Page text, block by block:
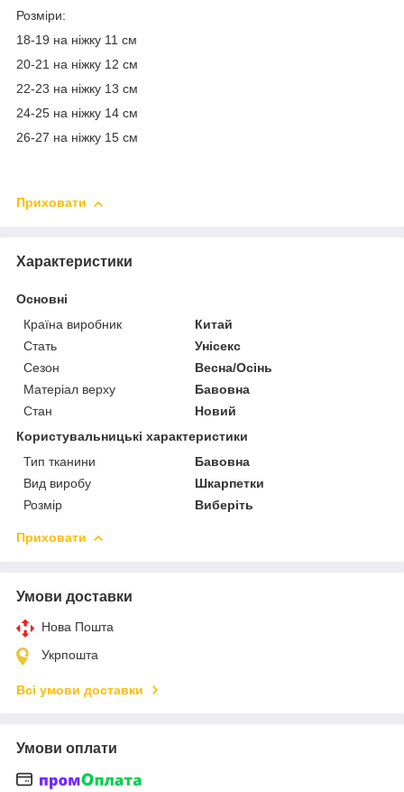
Розміри:
18-19 на ніжку 11 см
20-21 на ніжку 12 см
22-23 на ніжку 13 см
24-25 на ніжку 14 см
26-27 на ніжку 15 см
Приховати
Характеристики
Основні
Країна виробник
Китай
Стать
Унісекс
Сезон
Весна/Осінь
Матеріал верху
Бавовна
Стан
Новий
Користувальницькі характеристики
Тип тканини
Бавовна
Вид виробу
Шкарпетки
Розмір
Виберіть
Приховати
Умови доставки
Нова Пошта
Укрпошта
Всі умови доставки
Умови оплати